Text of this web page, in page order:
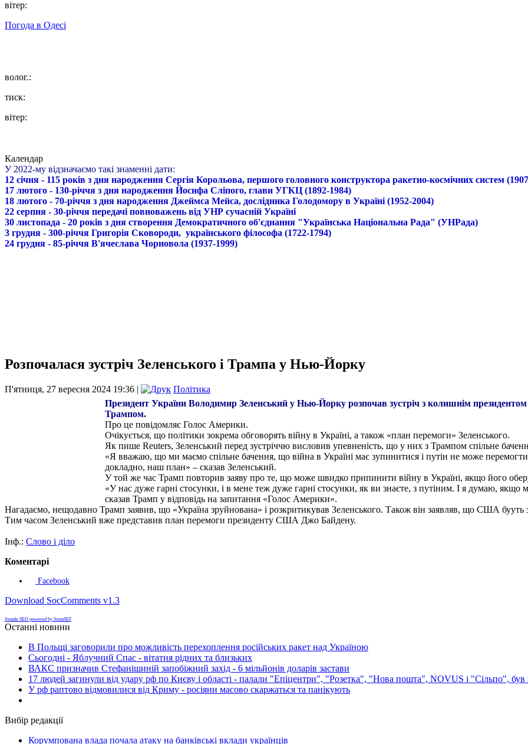
вітер:
Погода в Одесі
волог.:
тиск:
вітер:
Календар
У 2022-му відзначаємо такі знаменні дати:
12 січня - 115 років з дня народження Сергія Корольова, першого головного конструктора ракетно-космічних систем
17 лютого - 130-річчя з дня народження Йосифа Сліпого, глави УГКЦ (1892-1984)
18 лютого - 70-річчя з дня народження Джеймса Мейса, дослідника Голодомору в Україні (1952-2004)
22 серпня - 30-річчя передачі повноважень від УНР сучасній Україні
30 листопада - 20 років з дня створення Демократичного об'єднання "Українська Національна Рада" (УНРада)
3 грудня - 300-річчя Григорія Сковороди, українського філософа (1722-1794)
24 грудня - 85-річчя В'ячеслава Чорновола (1937-1999)
Розпочалася зустріч Зеленського і Трампа у Нью-Йорку
П'ятниця, 27 вересня 2024 19:36 |
Політика
Президент України Володимир Зеленський у Нью-Йорку розпочав зустріч з колишнім
Трампом.
Про це повідомляє Голос Америки.
Очікується, що політики зокрема обговорять війну в Україні, а також «план перемоги» Зеленського.
Як пише Reuters, Зеленський перед зустріччю висловив упевненість, що у них з Трампом спільне
«Я вважаю, що ми маємо спільне бачення, що війна в Україні має зупинитися і путін не може
докладно, наш план» – сказав Зеленський.
У той же час Трамп повторив заяву про те, що може швидко припинити війну в Україні, якщо його
«У нас дуже гарні стосунки, і в мене теж дуже гарні стосунки, як ви знаєте, з путіним. І я думаю,
сказав Трамп у відповідь на запитання «Голос Америки».
Нагадаємо, нещодавно Трамп заявив, що «Україна зруйнована» і розкритикував Зеленського. Також він заявляв, що США бууть
Тим часом Зеленський вже представив план перемоги президенту США Джо Байдену.
Інф.: Слово і діло
Коментарі
Facebook
Download SocComments v1.3
Joomla SEO powered by JoomSEF
Останні новини
В Польщі заговорили про можливість перехоплення російських ракет над Україною
Сьогодні - Яблучний Спас - вітатня рідних та близьких
ВАКС призначив Стефанішиній запобіжний захід - 6 мільйонів доларів застави
17 людей загинули від удару рф по Києву і області - палали "Епіцентри", "Розетка", "Нова пошта", NOVUS і "Сільпо", був
У рф раптово відмовилися від Криму - росіяни масово скаржаться та панікують
Вибір редакції
Корумпована влада почала атаку на банківські вклади українців